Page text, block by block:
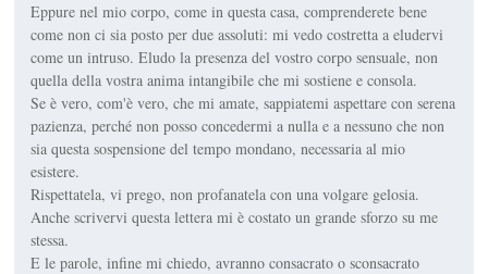
Eppure nel mio corpo, come in questa casa, comprenderete bene
come non ci sia posto per due assoluti: mi vedo costretta a eludervi
come un intruso. Eludo la presenza del vostro corpo sensuale, non
quella della vostra anima intangibile che mi sostiene e consola.
Se è vero, com'è vero, che mi amate, sappiatemi aspettare con serena
pazienza, perché non posso concedermi a nulla e a nessuno che non
sia questa sospensione del tempo mondano, necessaria al mio
esistere.
Rispettatela, vi prego, non profanatela con una volgare gelosia.
Anche scrivervi questa lettera mi è costato un grande sforzo su me
stessa.
E le parole, infine mi chiedo, avranno consacrato o sconsacrato